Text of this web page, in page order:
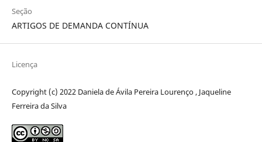
Seção
ARTIGOS DE DEMANDA CONTÍNUA
Licença
Copyright (c) 2022 Daniela de Ávila Pereira Lourenço , Jaqueline
Ferreira da Silva